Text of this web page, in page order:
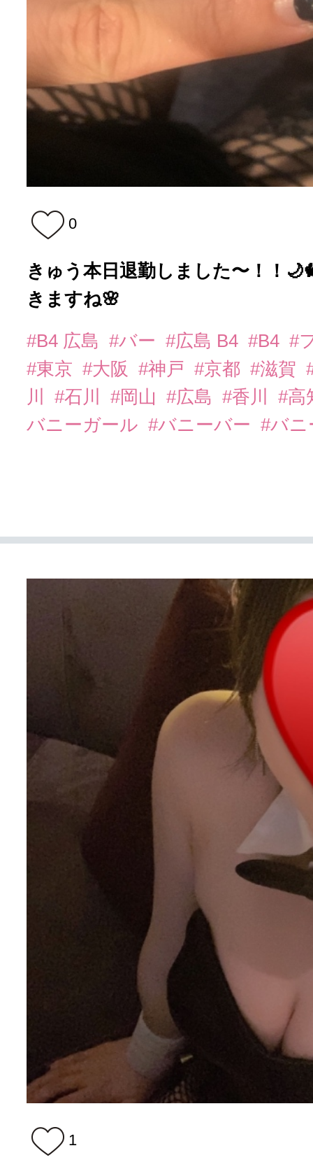
0
きゅう本日退勤しました〜！！
きますね🌸
#B4 広島 #バー #広島 B4 #B4 #
#東京 #大阪 #神戸 #京都 #滋賀
川
#石川 #岡山 #広島 #香川
#高
バニーガール #バニーバー #バ
1